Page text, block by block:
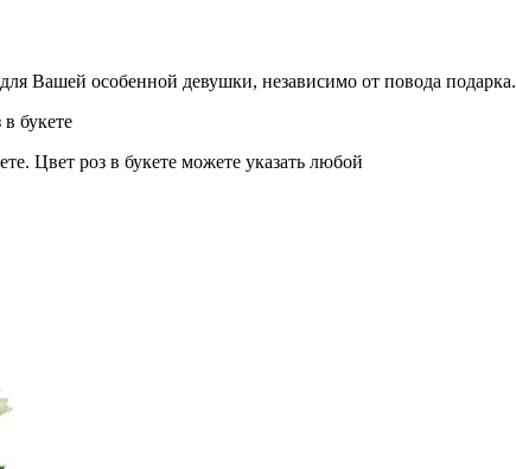
Вашей особенной девушки, независимо от повода подарка.
букете
Цвет роз в букете можете указать любой